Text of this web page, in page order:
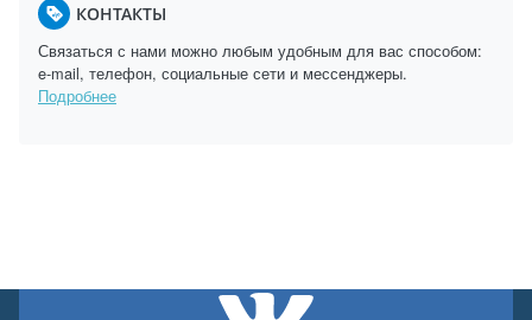
КОНТАКТЫ
Связаться с нами можно любым удобным для вас способом:
e-mail, телефон, социальные сети и мессенджеры.
Подробнее